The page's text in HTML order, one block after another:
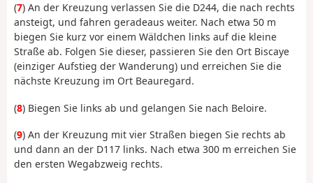
(7) An der Kreuzung verlassen Sie die D244, die nach rechts
ansteigt, und fahren geradeaus weiter. Nach etwa 50 m
biegen Sie kurz vor einem Wäldchen links auf die kleine
Straße ab. Folgen Sie dieser, passieren Sie den Ort Biscaye
(einziger Aufstieg der Wanderung) und erreichen Sie die
nächste Kreuzung im Ort Beauregard.
(8) Biegen Sie links ab und gelangen Sie nach Beloire.
(9) An der Kreuzung mit vier Straßen biegen Sie rechts ab
und dann an der D117 links. Nach etwa 300 m erreichen Sie
den ersten Wegabzweig rechts.